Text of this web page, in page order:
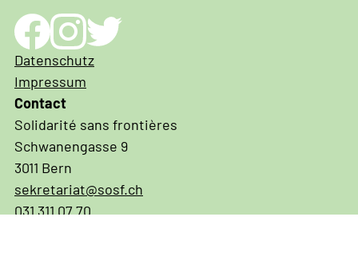
Impressum
und
Datenschutz
Datenschutz
Impressum
Contact
Solidarité sans frontières
Schwanengasse 9
3011 Bern
sekretariat@sosf.ch
031 311 07 70